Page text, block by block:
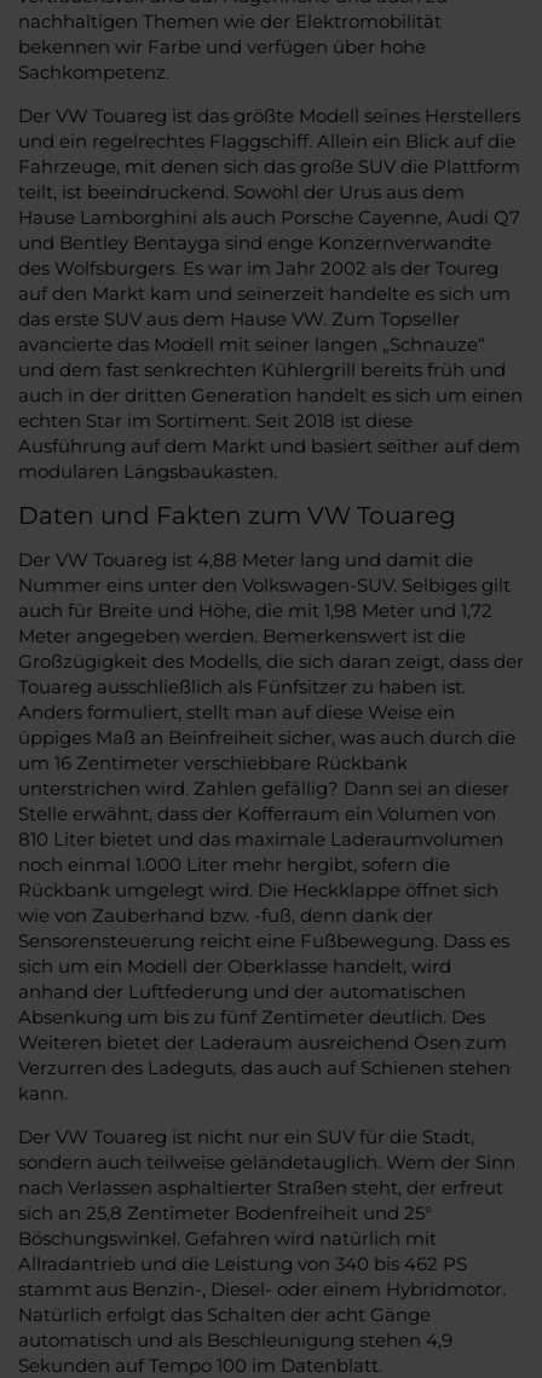
nachhaltigen Themen wie der Elektromobilität
bekennen wir Farbe und verfügen über hohe
Sachkompetenz.
Der VW Touareg ist das größte Modell seines Herstellers
und ein regelrechtes Flaggschiff. Allein ein Blick auf die
Fahrzeuge, mit denen sich das große SUV die Plattform
teilt, ist beeindruckend. Sowohl der Urus aus dem
Hause Lamborghini als auch Porsche Cayenne, Audi Q7
und Bentley Bentayga sind enge Konzernverwandte
des Wolfsburgers. Es war im Jahr 2002 als der Toureg
auf den Markt kam und seinerzeit handelte es sich um
das erste SUV aus dem Hause VW. Zum Topseller
avancierte das Modell mit seiner langen „Schnauze“
und dem fast senkrechten Kühlergrill bereits früh und
auch in der dritten Generation handelt es sich um einen
echten Star im Sortiment. Seit 2018 ist diese
Ausführung auf dem Markt und basiert seither auf dem
modularen Längsbaukasten.
Daten und Fakten zum VW Touareg
Der VW Touareg ist 4,88 Meter lang und damit die
Nummer eins unter den Volkswagen-SUV. Selbiges gilt
auch für Breite und Höhe, die mit 1,98 Meter und 1,72
Meter angegeben werden. Bemerkenswert ist die
Großzügigkeit des Modells, die sich daran zeigt, dass der
Touareg ausschließlich als Fünfsitzer zu haben ist.
Anders formuliert, stellt man auf diese Weise ein
üppiges Maß an Beinfreiheit sicher, was auch durch die
um 16 Zentimeter verschiebbare Rückbank
unterstrichen wird. Zahlen gefällig? Dann sei an dieser
Stelle erwähnt, dass der Kofferraum ein Volumen von
810 Liter bietet und das maximale Laderaumvolumen
noch einmal 1.000 Liter mehr hergibt, sofern die
Rückbank umgelegt wird. Die Heckklappe öffnet sich
wie von Zauberhand bzw. -fuß, denn dank der
Sensorensteuerung reicht eine Fußbewegung. Dass es
sich um ein Modell der Oberklasse handelt, wird
anhand der Luftfederung und der automatischen
Absenkung um bis zu fünf Zentimeter deutlich. Des
Weiteren bietet der Laderaum ausreichend Ösen zum
Verzurren des Ladeguts, das auch auf Schienen stehen
kann.
Der VW Touareg ist nicht nur ein SUV für die Stadt,
sondern auch teilweise geländetauglich. Wem der Sinn
nach Verlassen asphaltierter Straßen steht, der erfreut
sich an 25,8 Zentimeter Bodenfreiheit und 25°
Böschungswinkel. Gefahren wird natürlich mit
Allradantrieb und die Leistung von 340 bis 462 PS
stammt aus Benzin-, Diesel- oder einem Hybridmotor.
Natürlich erfolgt das Schalten der acht Gänge
automatisch und als Beschleunigung stehen 4,9
Sekunden auf Tempo 100 im Datenblatt.